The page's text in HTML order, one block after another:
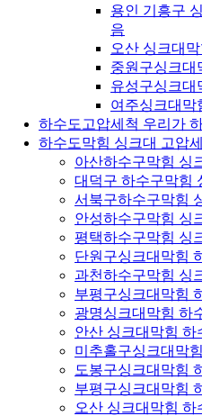
용인 기흥구
음
오산 싱크대
중원구싱크대
유성구싱크대
여주싱크대막
하수도고압세척 우리가
하수도막힘 싱크대 고압
아산하수구막힘 싱
대덕구 하수구막힘
서북구하수구막힘
안성하수구막힘 싱
평택하수구막힘 싱
단원구싱크대막힘
과천하수구막힘 싱
부평구싱크대막힘
광명싱크대막힘 하
안산 싱크대막힘 하
미추홀구싱크대막
도봉구싱크대막힘
부평구싱크대막힘
오산 싱크대막힘